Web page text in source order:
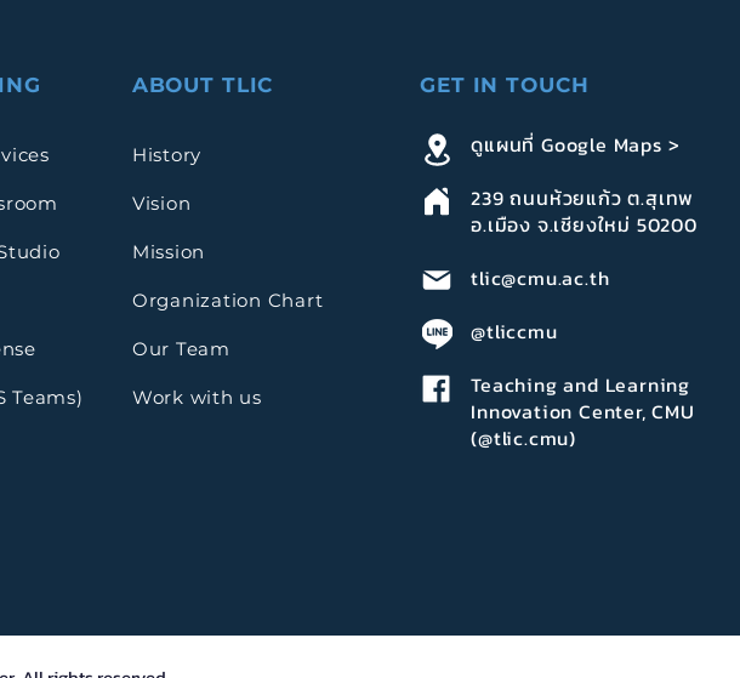
Teams)
ABOUT TLIC
History
Vision
Mission
Organization Chart
Our Team
Work with us
GET IN TOUCH
ดูแผนที่ Google Maps >
239 ถนนห้วยแก้ว ต.สุเทพ
อ.เมือง จ.เชียงใหม่ 50200
tlic@cmu.ac.th
@tliccmu
Teaching and Learning
Innovation Center, CMU
(@tlic.cmu)